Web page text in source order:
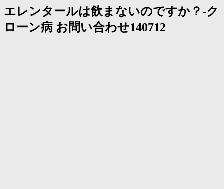
エレンタールは飲まないのですか？-ク
ローン病 お問い合わせ140712